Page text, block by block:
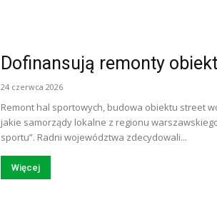
Dofinansują remonty
24 czerwca 2026
Remont hal sportowych, budowa obiektu street
jakie samorządy lokalne z regionu
sportu”. Radni województwa zdecydowali...
Więcej